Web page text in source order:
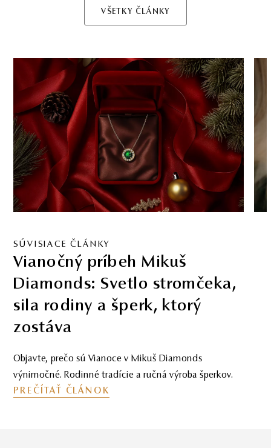
VŠETKY ČLÁNKY
SÚVISIACE ČLÁNKY
Vianočný príbeh Mikuš
Diamonds: Svetlo stromčeka,
sila rodiny a šperk, ktorý
zostáva
Objavte, prečo sú Vianoce v Mikuš Diamonds
výnimočné. Rodinné tradície a ručná výroba šperkov.
PREČÍTAŤ ČLÁNOK